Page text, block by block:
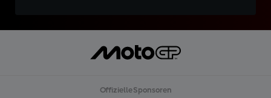
Offizielle Sponsoren